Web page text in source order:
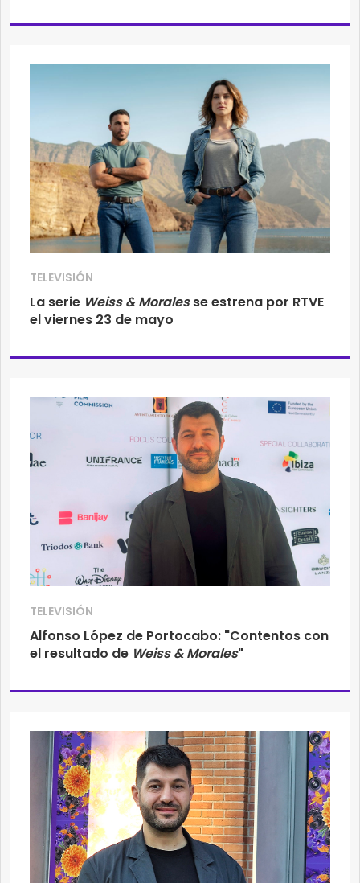
TELEVISIÓN
La serie Weiss & Moralesse estrena por RTVE
el viernes 23 de mayo
TELEVISIÓN
Alfonso López de Portocabo: "Contentos con
el resultado de Weiss & Morales"